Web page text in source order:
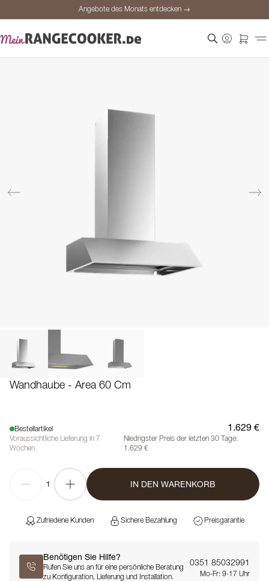
Angebote des Monats entdecken →
Wandhaube - Area 60 Cm
Bestellartikel
Voraussichtliche Lieferung in 7
Wochen
1.629 €
Niedrigster Preis der letzten 30 Tage:
1.629 €
1 IN DEN WARENKORB
Zufriedene Kunden Sichere Bezahlung Preisgarantie
Benötigen Sie Hilfe?
Rufen Sie uns an für eine persönliche Beratung
zu Konfiguration, Lieferung und Installation.
0351 85032991
Mo-Fr: 9-17 Uhr